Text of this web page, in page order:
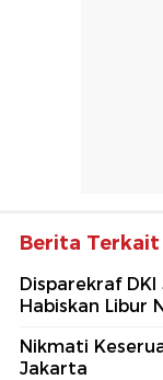
Berita Terkait
Disparekraf
Habiskan Libur
Nikmati
Jakarta